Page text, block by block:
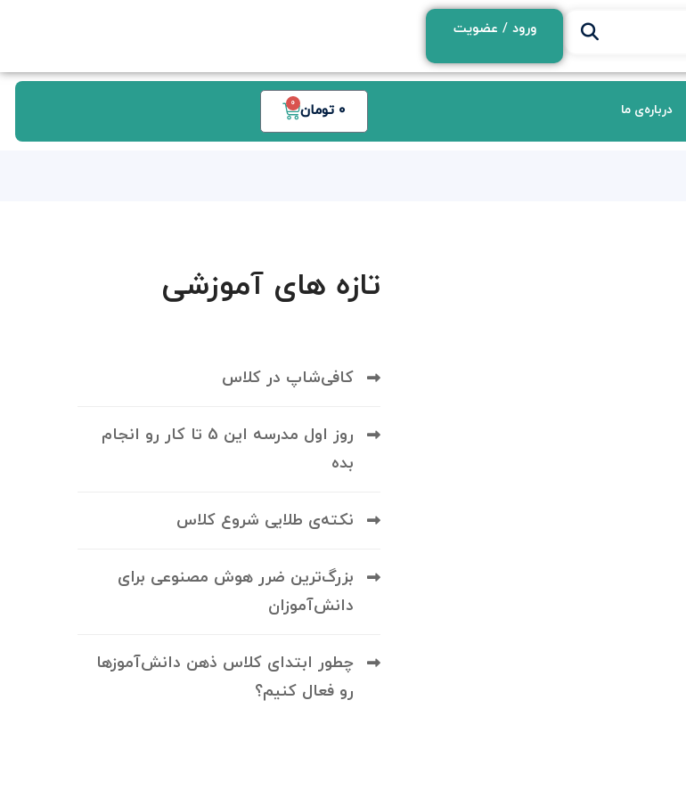
ورود / عضویت
درباره‌ی ما 0 تومان 0
تازه های آموزشی
کافی‌شاپ در کلاس
روز اول مدرسه این 5 تا کار رو انجام
بده
نکته‌ی طلایی شروع کلاس
بزرگ‌ترین ضرر هوش مصنوعی برای
دانش‌آموزان
چطور ابتدای کلاس ذهن دانش‌آموزها
رو فعال کنیم؟